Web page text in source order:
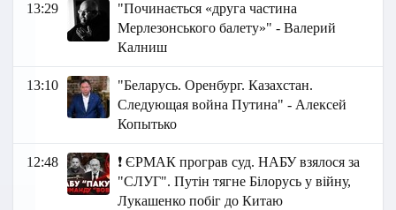
13:29
"Починається «друга частина
Мерлезонського балету»" - Валерий
Калниш
13:10
"Беларусь. Оренбург. Казахстан.
Следующая война Путина" - Алексей
Копытько
12:48
❗️ ЄРМАК програв суд. НАБУ взялося за
"СЛУГ". Путін тягне Білорусь у війну,
Лукашенко побіг до Китаю